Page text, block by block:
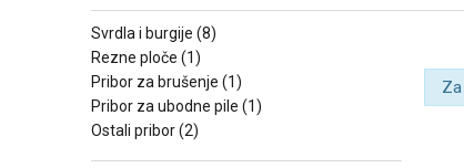
svrdla i burgije (8)
rezne ploče (1)
pribor za brušenje (1)
pribor za ubodne pile (1)
ostali pribor(2)